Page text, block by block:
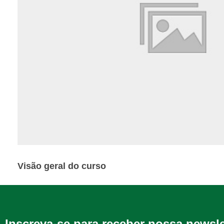
Visão geral do curso